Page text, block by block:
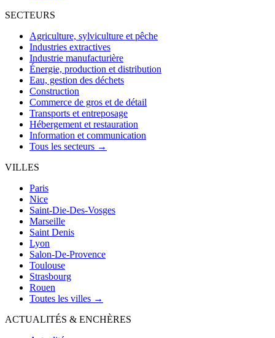
SECTEURS
Agriculture, sylviculture et pêche
Industries extractives
Industrie manufacturière
Énergie, production et distribution
Eau, gestion des déchets
Construction
Commerce de gros et de détail
Transports et entreposage
Hébergement et restauration
Information et communication
Tous les secteurs →
VILLES
Paris
Nice
Saint-Die-Des-Vosges
Marseille
Saint Denis
Lyon
Salon-De-Provence
Toulouse
Strasbourg
Rouen
Toutes les villes →
ACTUALITÉS & ENCHÈRES